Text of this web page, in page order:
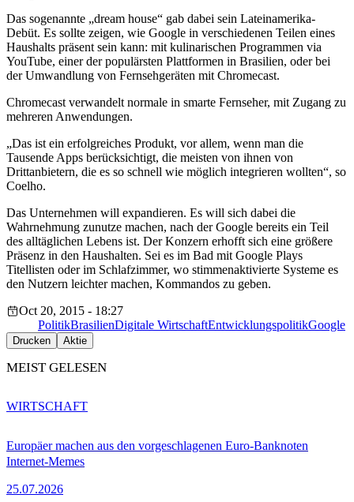
Das sogenannte „dream house“ gab dabei sein Lateinamerika-
Debüt. Es sollte zeigen, wie Google in verschiedenen Teilen eines
Haushalts präsent sein kann: mit kulinarischen Programmen via
YouTube, einer der populärsten Plattformen in Brasilien, oder bei
der Umwandlung von Fernsehgeräten mit Chromecast.
Chromecast verwandelt normale in smarte Fernseher, mit Zugang zu
mehreren Anwendungen.
„Das ist ein erfolgreiches Produkt, vor allem, wenn man die
Tausende Apps berücksichtigt, die meisten von ihnen von
Drittanbietern, die es so schnell wie möglich integrieren wollten“, so
Coelho.
Das Unternehmen will expandieren. Es will sich dabei die
Wahrnehmung zunutze machen, nach der Google bereits ein Teil
des alltäglichen Lebens ist. Der Konzern erhofft sich eine größere
Präsenz in den Haushalten. Sei es im Bad mit Google Plays
Titellisten oder im Schlafzimmer, wo stimmenaktivierte Systeme es
den Nutzern leichter machen, Kommandos zu geben.
Oct 20, 2015 - 18:27
PolitikBrasilienDigitale WirtschaftEntwicklungspolitikGoogle
Drucken Aktie
MEIST GELESEN
Europäer machen aus den vorgeschlagenen Euro-Banknoten
Internet-Memes
25.07.2026
WIRTSCHAFT